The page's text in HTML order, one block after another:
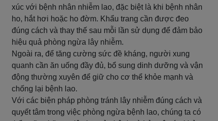
xúc với bệnh nhân nhiễm lao, đặc biệt là khi bệnh nhân
ho, hắt hơi hoặc ho đờm. Khẩu trang cần được đeo
đúng cách và thay thế sau mỗi lần sử dụng để đảm bảo
hiệu quả phòng ngừa lây nhiễm.
Ngoài ra, để tăng cường sức đề kháng, người xung
quanh cần ăn uống đầy đủ, bổ sung dinh dưỡng và vận
động thường xuyên để giữ cho cơ thể khỏe mạnh và
chống lại bệnh lao.
Với các biện pháp phòng tránh lây nhiễm đúng cách và
quyết tâm trong việc phòng ngừa bệnh lao, chúng ta có